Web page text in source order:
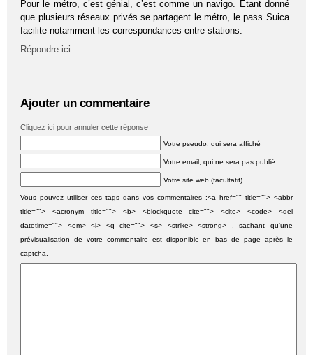
Pour le métro, c’est génial, c’est comme un navigo. Etant donné
que plusieurs réseaux privés se partagent le métro, le pass Suica
facilite notamment les correspondances entre stations.
Répondre ici
Ajouter un commentaire
Cliquez ici pour annuler cette réponse
Votre pseudo, qui sera affiché
Votre email, qui ne sera pas publié
Votre site web (facultatif)
Vous pouvez utiliser ces tags dans vos commentaires :<a href="" title=""> <abbr
title=""> <acronym title=""> <b> <blockquote cite=""> <cite> <code> <del
datetime=""> <em> <i> <q cite=""> <s> <strike> <strong> , sachant qu'une
prévisualisation de votre commentaire est disponible en bas de page après le
captcha.